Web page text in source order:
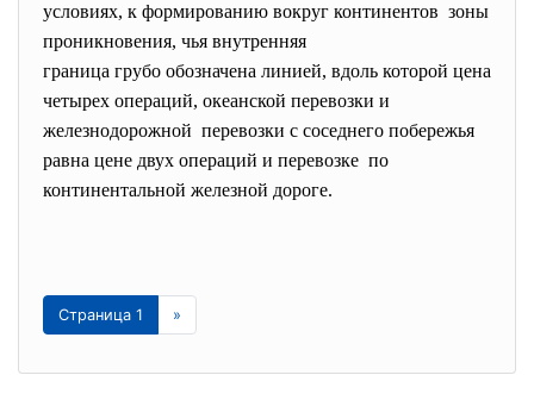
условиях, к формированию вокруг континентов зоны
проникновения, чья внутренняя
граница грубо обозначена линией, вдоль которой цена
четырех операций, океанской перевозки и
железнодорожной перевозки с соседнего побережья
равна цене двух операций и перевозке по
континентальной железной дороге.
Страница 1 »